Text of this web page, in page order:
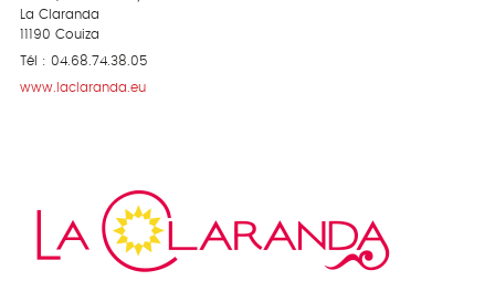
La Claranda
11190 Couiza
Tél : 04.68.74.38.05
www.laclaranda.eu